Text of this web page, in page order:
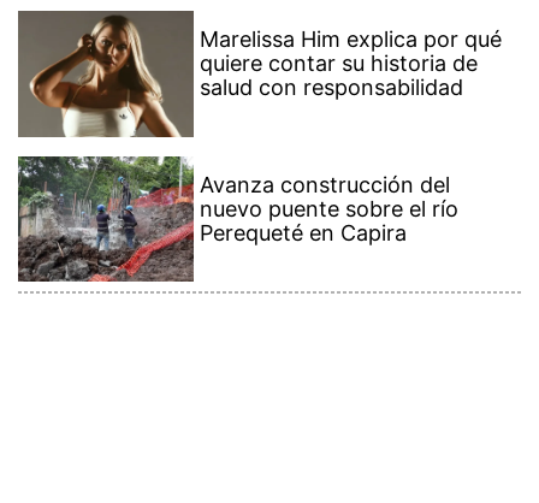
Marelissa Him explica por qué
quiere contar su historia de
salud con responsabilidad
Avanza construcción del
nuevo puente sobre el río
Perequeté en Capira